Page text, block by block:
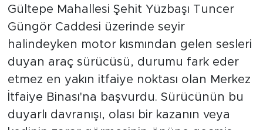
Gültepe Mahallesi Şehit Yüzbaşı Tuncer
Güngör Caddesi üzerinde seyir
halindeyken motor kısmından gelen sesleri
duyan araç sürücüsü, durumu fark eder
etmez en yakın itfaiye noktası olan Merkez
İtfaiye Binası'na başvurdu. Sürücünün bu
duyarlı davranışı, olası bir kazanın veya